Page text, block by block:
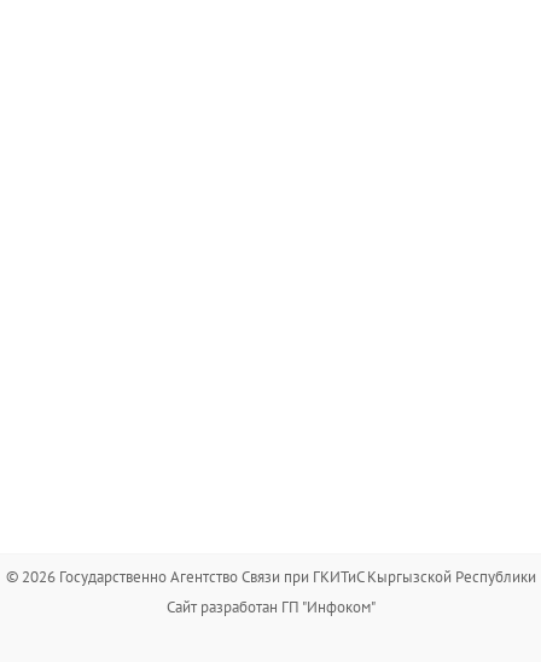
© 2026 Государственно Агентство Связи при ГКИТиС Кыргызской Республики
Сайт разработан ГП "Инфоком"